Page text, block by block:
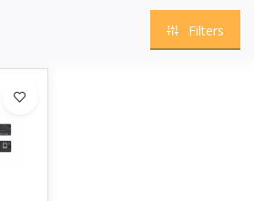
Filters